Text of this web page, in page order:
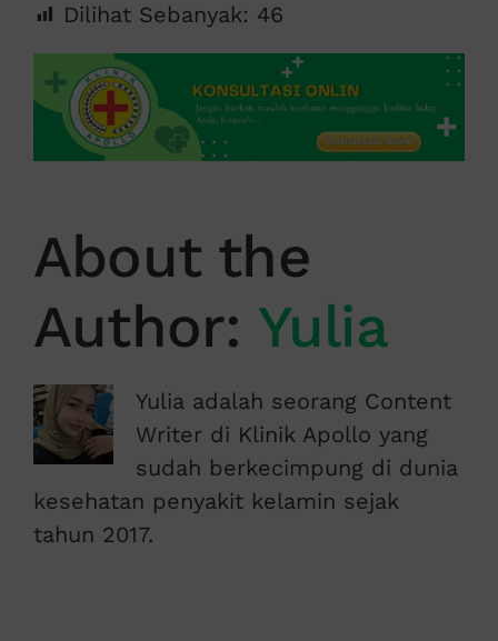
Dilihat Sebanyak: 46
About the
Author: Yulia
Yulia adalah seorang Content
Writer di Klinik Apollo yang
sudah berkecimpung di dunia
kesehatan penyakit kelamin sejak
tahun 2017.